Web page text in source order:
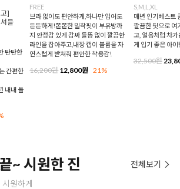
]
블
탄탄한
간편한
내내 돌
FREE
브라 없이도 편안하게,하나만 입어도
든든하게!쫀쫀한 밀착핏이 부유방까
지 안정감 있게 감싸 들뜸 없이 깔끔한
라인을 잡아주고,내장 캡이 볼륨을 자
연스럽게 받쳐줘 편안한 착용감!
16,200원12,800원 21%
S,M,L,XL
매년 인기베스트
깔끔한 핏으로 여
고, 얼음처럼 차
게 입기 좋은 아이
32,500원
~ 시원한 진
원하게
전체보기